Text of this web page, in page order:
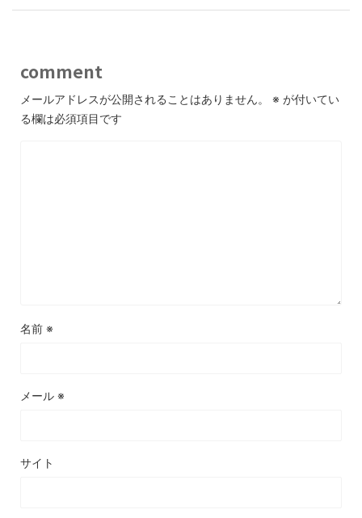
comment
メールアドレスが公開されることはありません。 ※ が付いてい
る欄は必須項目です
名前 ※
メール ※
サイト